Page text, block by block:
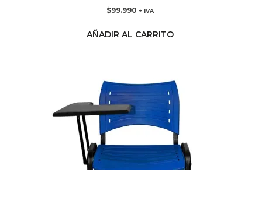
$99.990 + IVA
AÑADIR AL CARRITO